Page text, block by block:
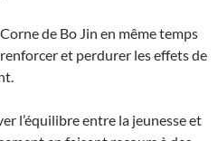
de Bo Jin en même temps
et perdurer les effets de
l’équilibre entre la jeunesse et